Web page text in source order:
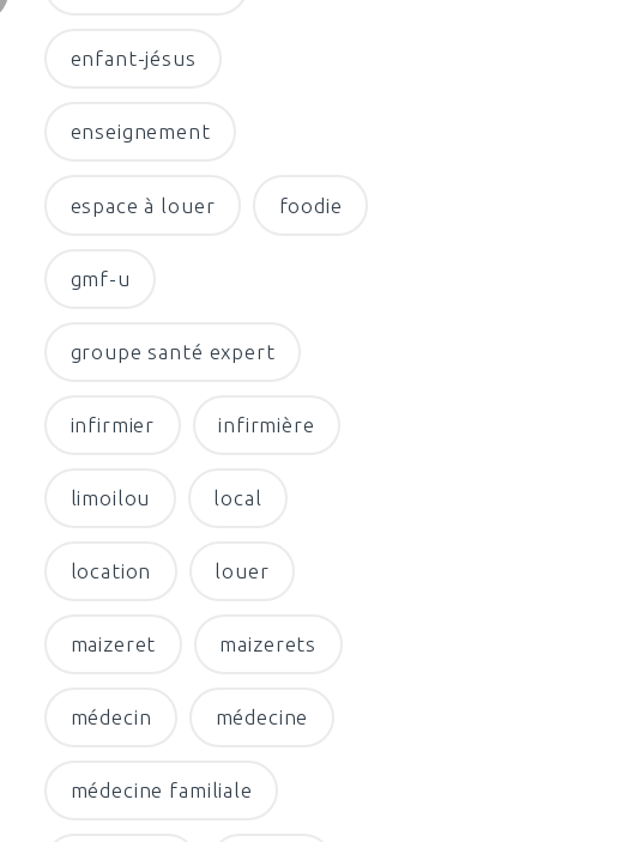
enfant-jésus
enseignement
espace à louer foodie
gmf-u
groupe santé expert
infirmier infirmière
limoilou local
location louer
maizeret maizerets
médecin médecine
médecine familiale